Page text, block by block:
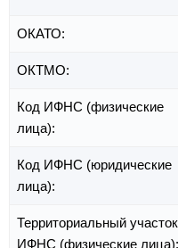
ОКАТО:
ОКТМО:
Код ИФНС (физические
лица):
Код ИФНС (юридические
лица):
Территориальный участок
ИФНС (физические лица):